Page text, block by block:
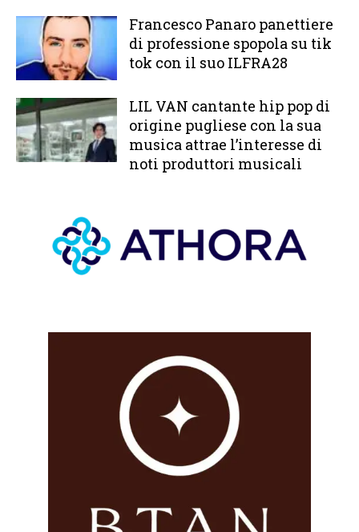
Francesco Panaro panettiere
di professione spopola su tik
tok con il suo ILFRA28
LIL VAN cantante hip pop di
origine pugliese con la sua
musica attrae l’interesse di
noti produttori musicali